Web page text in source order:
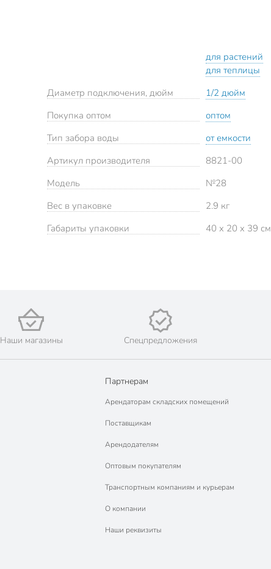
для растений
для теплицы
Диаметр подключения, дюйм
1/2 дюйм
Покупка оптом
оптом
Тип забора воды
от емкости
Артикул производителя
8821-00
Модель
№28
Вес в упаковке
2.9 кг
Габариты упаковки
40 x 20 x 39 см
Наши магазины Спецпредложения
Партнерам
Арендаторам складских помещений
Поставщикам
Арендодателям
Оптовым покупателям
Транспортным компаниям и курьерам
О компании
Наши реквизиты